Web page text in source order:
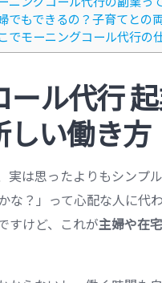
でもできるの？子育てとの
でモーニングコール代行の
ール代行
しい働き方
実は思ったよりもシンプ
な？」って心配な人に
すけど、これが主婦や在